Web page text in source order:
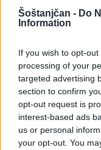
Šoštanjčan - Do
Information
If you wish to opt-
processing of your
targeted advertising
section to confirm
opt-out request is
interest-based ads
us or personal
your opt-out. You
DRUŽBA